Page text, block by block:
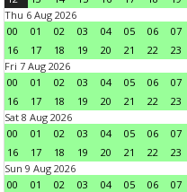
Thu 6 Aug 2026
00
01 02 03 04 05 06 07
16
17 18 19 20 21 22
23
Fri 7 Aug 2026
00
01 02 03 04 05 06 07
16
17 18 19 20 21 22
23
Sat 8 Aug 2026
00
01 02 03 04 05 06 07
16
17 18 19 20 21 22
23
Sun 9 Aug 2026
00
01 02 03 04 05 06 07